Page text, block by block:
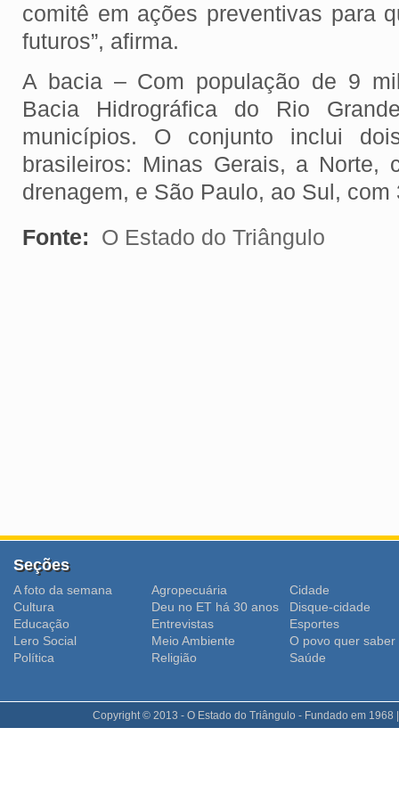
comitê em ações preventivas para
futuros”, afirma.
A bacia – Com população de 9
Bacia Hidrográfica do Rio
municípios. O conjunto inclui
brasileiros: Minas Gerais, a Norte,
drenagem, e São Paulo, ao Sul,
Fonte:
O Estado do Triângulo
Seções
A foto da semana Agropecuária
Cidade
Cultura
Deu no ET há 30 anos
Disque-cidade
Educação
Entrevistas
Esportes
Lero Social
Meio Ambiente
O povo quer saber
Polí­tica
Religião Saúde
Copyright © 2013 - O Estado do Triângulo - Fundado em